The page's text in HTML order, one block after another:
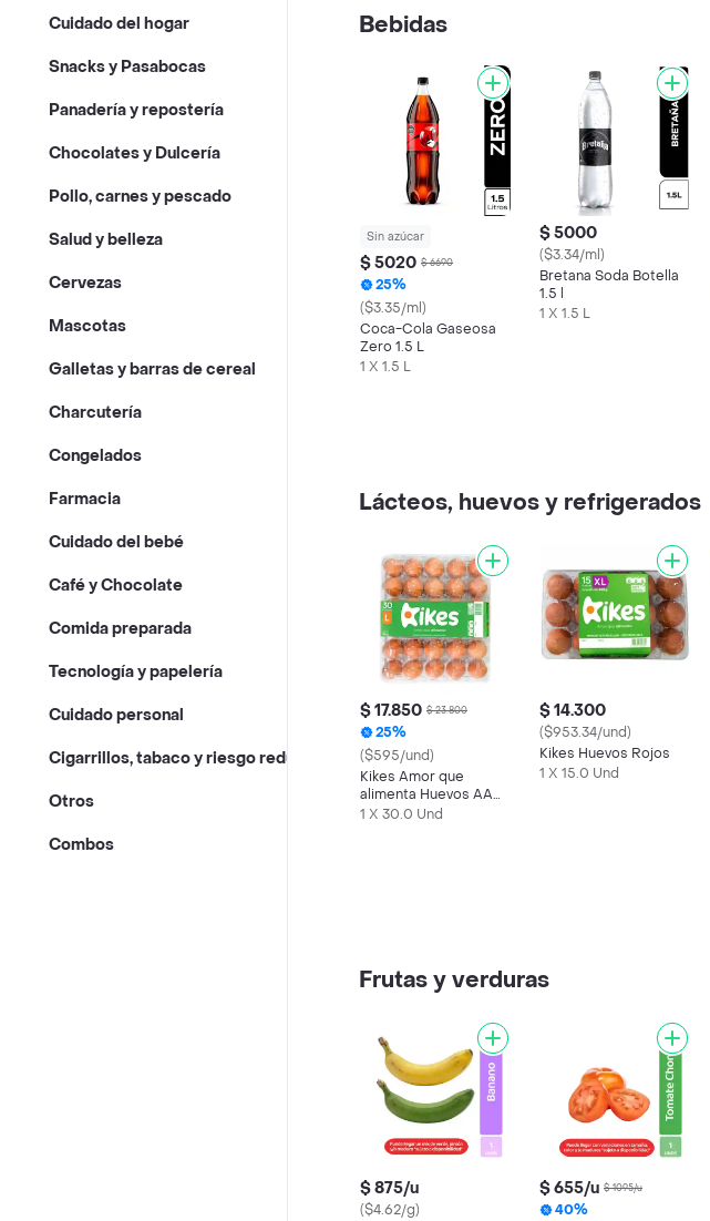
Cuidado del hogar
Snacks y Pasabocas
Panadería y repostería
Chocolates y Dulcería
Pollo, carnes y pescado
Salud y belleza
Cervezas
Mascotas
Galletas y barras de cereal
Charcutería
Congelados
Farmacia
Cuidado del bebé
Café y Chocolate
Comida preparada
Tecnología y papelería
Cuidado personal
Cigarrillos, tabaco y riesgo reducido
Otros
Combos
Bebidas
Sin azúcar
$ 5020 $ 6690
25%
($3.35/ml)
Coca-Cola Gaseosa
Zero 1.5 L
1 X 1.5 L
$ 5000
($3.34/ml)
Bretana Soda Botella
1.5 l
1 X 1.5 L
Lácteos, huevos y refrigerados
$ 17.850 $ 23.800
25%
($595/und)
Kikes Amor que
alimenta Huevos AA
Rojos L
1 X 30.0 Und
$ 14.300
($953.34/und)
Kikes Huevos Rojos
1 X 15.0 Und
Frutas y verduras
$ 875/u
($4.62/g)
$ 655/u $ 1095/u
40%